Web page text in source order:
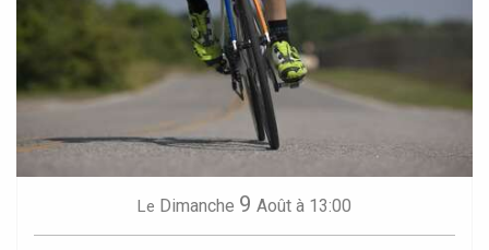
Le Dimanche 9 Août à 13:00